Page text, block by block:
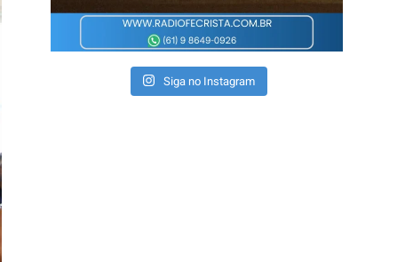
Siga no Instagram